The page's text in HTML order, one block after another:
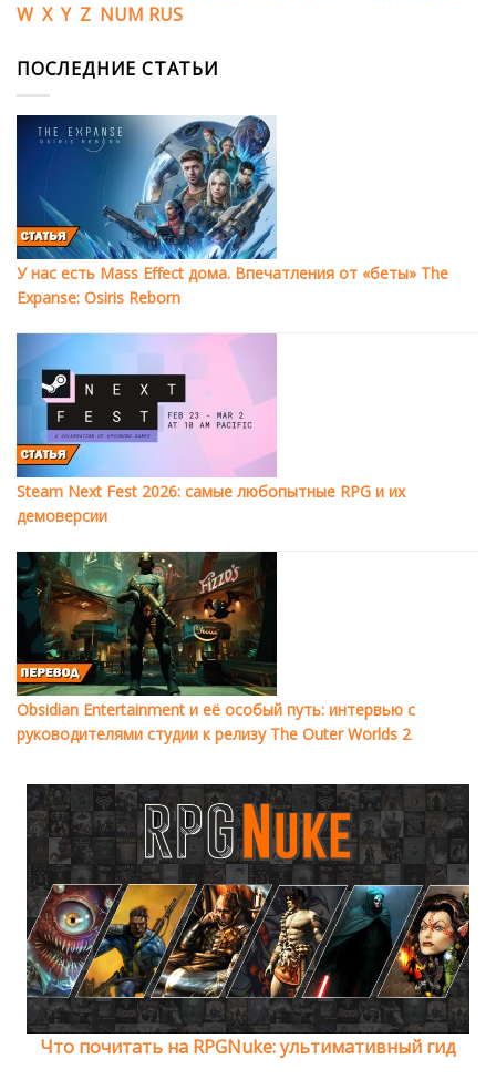
W X Y Z NUM RUS
ПОСЛЕДНИЕ СТАТЬИ
У нас есть Mass Effect дома. Впечатления от «беты» The
Expanse: Osiris Reborn
Steam Next Fest 2026: самые любопытные RPG и их
демоверсии
Obsidian Entertainment и её особый путь: интервью с
руководителями студии к релизу The Outer Worlds 2
Что почитать на RPGNuke: ультимативный гид